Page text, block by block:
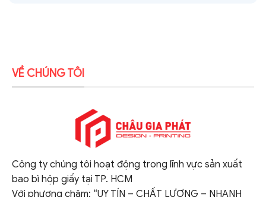
VỀ CHÚNG TÔI
Công ty chúng tôi hoạt động trong lĩnh vực sản xuất
bao bì hộp giấy tại TP. HCM
Với phương châm: “UY TÍN – CHẤT LƯỢNG – NHANH